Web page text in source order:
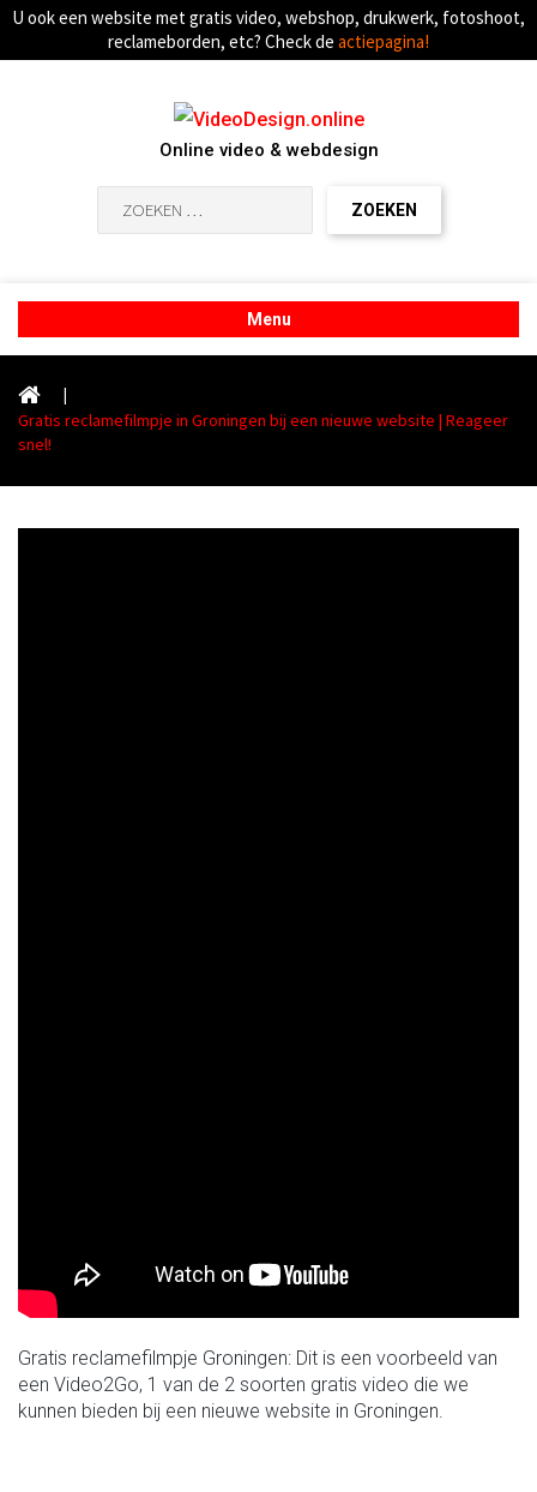
U ook een website met gratis video, webshop, drukwerk, fotoshoot,
reclameborden, etc? Check de actiepagina!
Online video & webdesign
naar:
Menu
|
Gratis reclamefilmpje in Groningen bij een nieuwe website | Reageer
snel!
Gratis reclamefilmpje Groningen: Dit is een voorbeeld van
een Video2Go, 1 van de 2 soorten gratis video die we
kunnen bieden bij een nieuwe website in Groningen.